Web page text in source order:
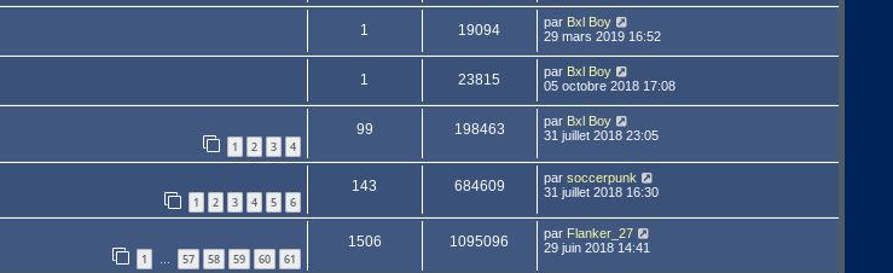
1 19094 par Bxl Boy
29 mars 2019 16:52
1 23815 par Bxl Boy
05 octobre 2018 17:08
1 2 3 4
99 198463 par Bxl Boy
31 juillet 2018 23:05
1 2 3 4 5 6
143 684609 par soccerpunk
31 juillet 2018 16:30
1 … 57 58 59 60 61
1506 1095096 par Flanker_27
29 juin 2018 14:41